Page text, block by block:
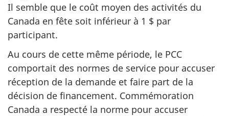
Il semble que le coût moyen des activités du
Canada en fête soit inférieur à 1 $ par
participant.
Au cours de cette même période, le PCC
comportait des normes de service pour accuser
réception de la demande et faire part de la
décision de financement. Commémoration
Canada a respecté la norme pour accuser